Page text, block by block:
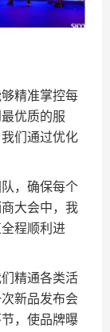
精准掌控每
优质的服
们通过优化
，确保每个
大会中，我
程顺利进
精通各类活
新品发布会
，使品牌曝